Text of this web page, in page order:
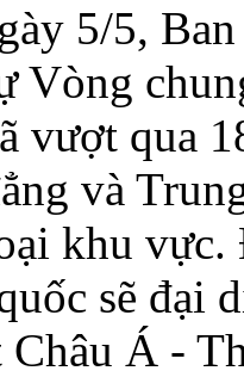
5/5,
Vòng
vượt qua
và
khu
sẽ đại
Châu Á -